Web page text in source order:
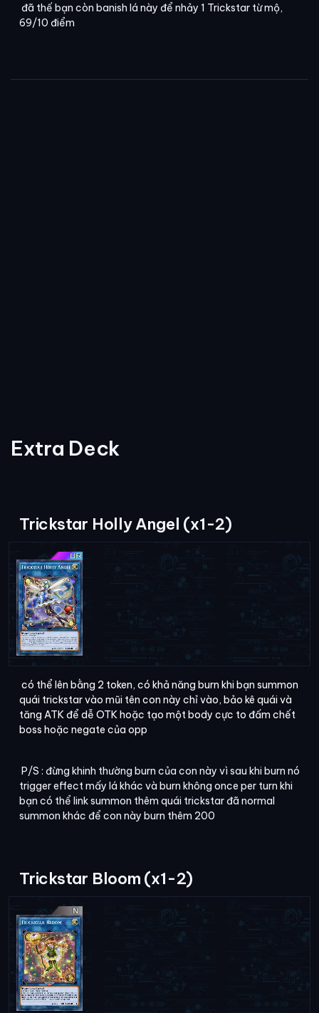
đã thế bạn còn banish lá này để nhảy 1 Trickstar từ mộ,
69/10 điểm
Extra Deck
Trickstar Holly Angel (x1-2)
có thể lên bằng 2 token, có khả năng burn khi bạn summon
quái trickstar vào mũi tên con này chỉ vào, bảo kê quái và
tăng ATK để dễ OTK hoặc tạo một body cực to đấm chết
boss hoặc negate của opp
P/S : đừng khinh thường burn của con này vì sau khi burn nó
trigger effect mấy lá khác và burn không once per turn khi
bạn có thể link summon thêm quái trickstar đã normal
summon khác để con này burn thêm 200
Trickstar Bloom (x1-2)